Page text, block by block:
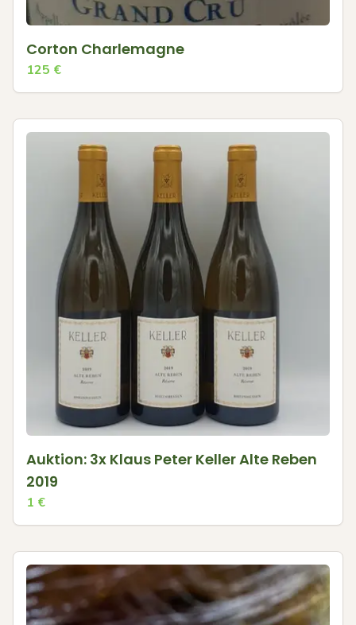
Corton Charlemagne
125 €
Auktion: 3x Klaus Peter Keller Alte Reben
2019
1 €